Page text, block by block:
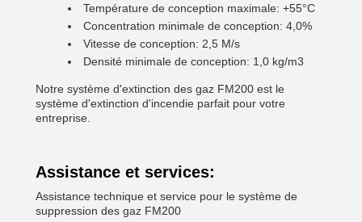
Température de conception maximale: +55°C
Concentration minimale de conception: 4,0%
Vitesse de conception: 2,5 M/s
Densité minimale de conception: 1,0 kg/m3
Notre système d'extinction des gaz FM200 est le
système d'extinction d'incendie parfait pour votre
entreprise.
Assistance et services:
Assistance technique et service pour le système de
suppression des gaz FM200